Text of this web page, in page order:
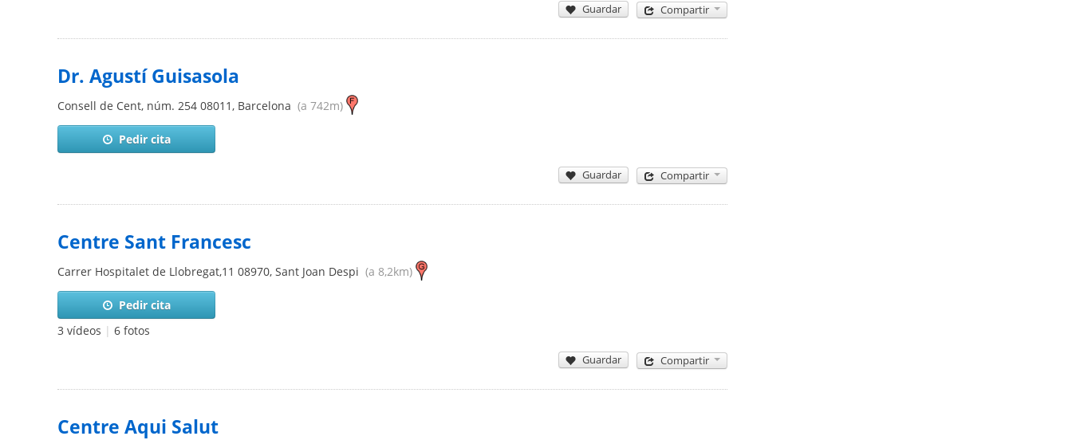
Guardar Compartir
Dr. Agustí Guisasola
Consell de Cent, núm. 254 08011 , Barcelona (a 742m)
Pedir cita
Guardar Compartir
Centre Sant Francesc
Carrer Hospitalet de Llobregat,11 08970, Sant Joan Despi (a 8,2km)
Pedir cita
3 vídeos | 6 fotos
Guardar Compartir
Centre Aqui Salut